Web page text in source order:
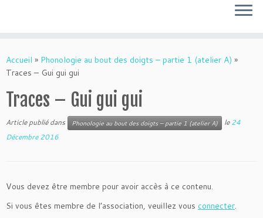
au
contenu
Accueil » Phonologie au bout des doigts – partie 1 (atelier A) »
Traces – Gui gui gui
Traces – Gui gui gui
Article publié dans Phonologie au bout des doigts – partie 1 (atelier A) le24
Décembre 2016
Vous devez être membre pour avoir accès à ce contenu.
Si vous êtes membre de l’association, veuillez vous connecter.